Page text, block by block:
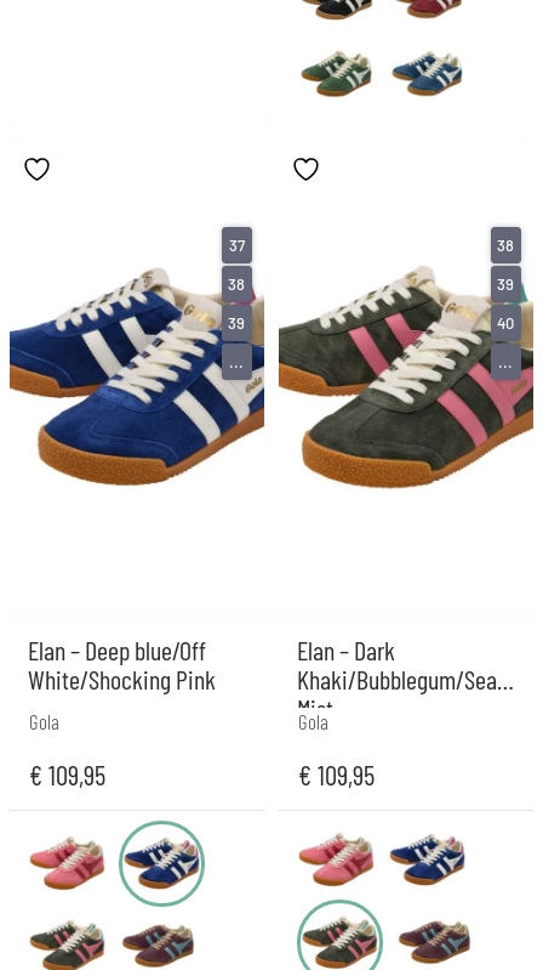
Elan – Deep blue/Off
White/Shocking Pink
Gola
€ 109,95
37
38
39
...
Elan – Dark
Khaki/Bubblegum/Sea
Mist
Gola
€ 109,95
38
39
40
...